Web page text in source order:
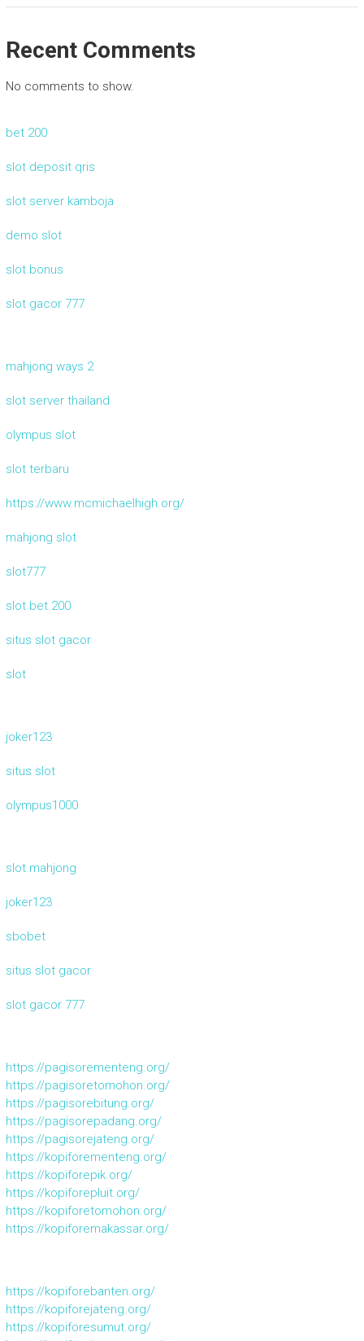
Recent Comments
No comments to show.
bet 200
slot deposit qris
slot server kamboja
demo slot
slot bonus
slot gacor 777
mahjong ways 2
slot server thailand
olympus slot
slot terbaru
https://www.mcmichaelhigh.org/
mahjong slot
slot777
slot bet 200
situs slot gacor
slot
joker123
situs slot
olympus1000
slot mahjong
joker123
sbobet
situs slot gacor
slot gacor 777
https://pagisorementeng.org/
https://pagisoretomohon.org/
https://pagisorebitung.org/
https://pagisorepadang.org/
https://pagisorejateng.org/
https://kopiforementeng.org/
https://kopiforepik.org/
https://kopiforepluit.org/
https://kopiforetomohon.org/
https://kopiforemakassar.org/
https://kopiforebanten.org/
https://kopiforejateng.org/
https://kopiforesumut.org/